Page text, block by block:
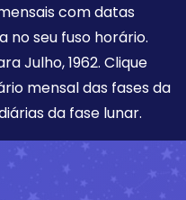
com datas
no seu fuso horário.
Julho, 1962. Clique
mensal das fases da
da fase lunar.